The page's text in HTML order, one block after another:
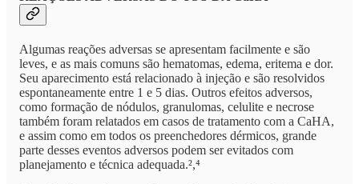
Algumas reações adversas se apresentam facilmente e são
leves, e as mais comuns são hematomas, edema, eritema e dor.
Seu aparecimento está relacionado à injeção e são resolvidos
espontaneamente entre 1 e 5 dias. Outros efeitos adversos,
como formação de nódulos, granulomas, celulite e necrose
também foram relatados em casos de tratamento com a CaHA,
e assim como em todos os preenchedores dérmicos, grande
parte desses eventos adversos podem ser evitados com
planejamento e técnica adequada.²,⁴